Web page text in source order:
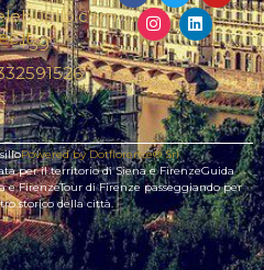
+39
Powered by Dotflorence® Srl
per il territorio di Siena e FirenzeGuida
e FirenzeTour di Firenze passeggiando per
storico della città.